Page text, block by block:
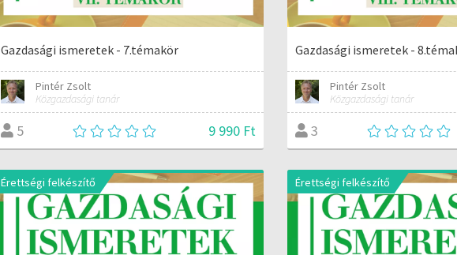
Gazdasági ismeretek - 7.témakör
Pintér Zsolt
Közgazdasági tanár
5 9 990 Ft
Gazdasági ismeretek -
Pintér Zsolt
Közgazdasági tanár
3
Érettségi felkészítő Érettségi felkészítő